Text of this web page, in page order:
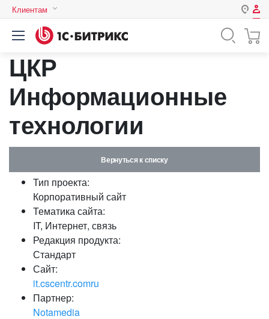
Клиентам
Авторизация
Логин
Пароль
Запомнить меня на этом
Забыли свой пароль?
ЦКР
Информационные
технологии
Вернуться к списку
Тип проекта:
Корпоративный сайт
Тематика сайта:
IT, Интернет, связь
Редакция продукта:
Стандарт
Сайт:
it.cscentr.comru
Партнер:
Notamedia